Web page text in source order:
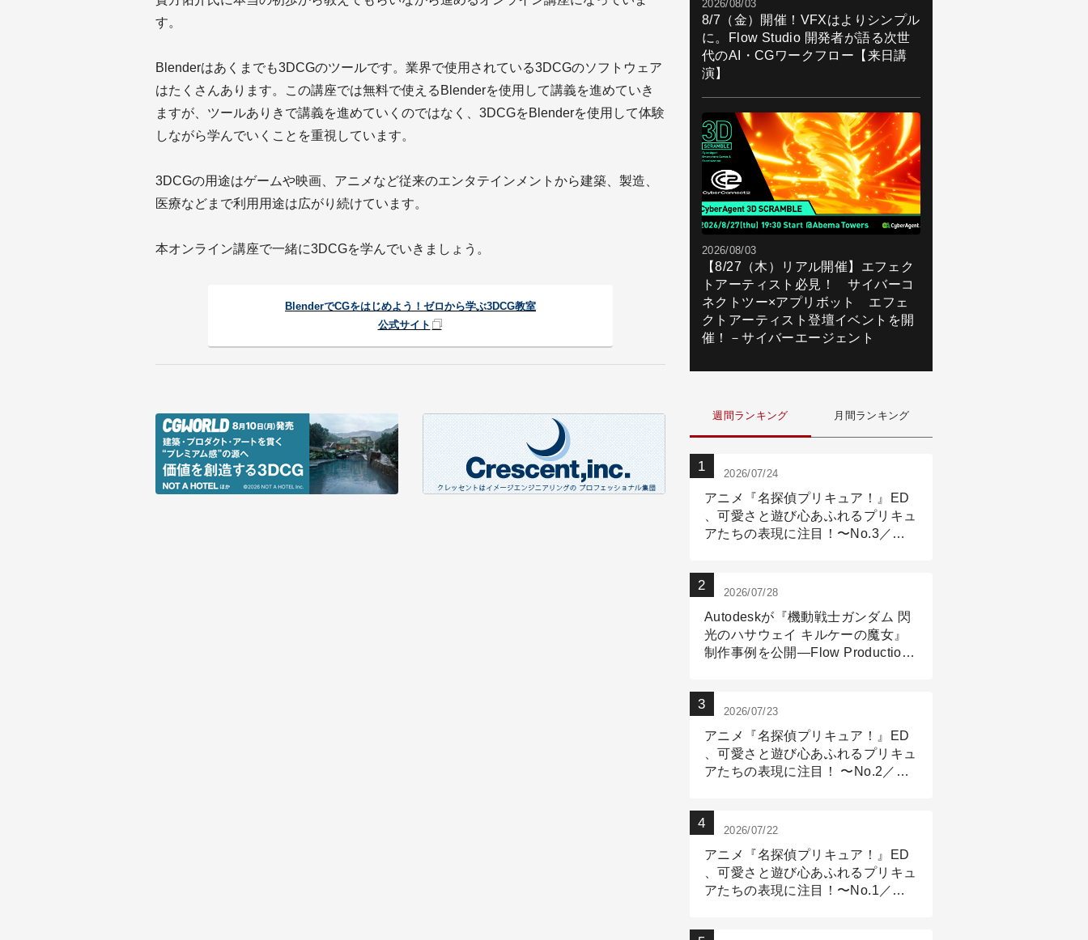
す。
Blenderはあくまでも3DCGのツールです。業界で使用されている3DCGのソフトウェア
はたくさんあります。この講座では無料で使えるBlenderを使用して講義を進めていき
ますが、ツールありきで講義を進めていくのではなく、3DCGをBlenderを使用して体験
しながら学んでいくことを重視しています。
3DCGの用途はゲームや映画、アニメなど従来のエンタテインメントから建築、製造、
医療などまで利用用途は広がり続けています。
本オンライン講座で一緒に3DCGを学んでいきましょう。
BlenderでCGをはじめよう！ゼロから学ぶ3DCG教室
公式サイト
2026/08/03
8/7（金）開催！VFXはよりシンプル
に。Flow Studio 開発者が語る次世
代のAI・CGワークフロー【来日講
演】
2026/08/03
【8/27（木）リアル開催】エフェク
トアーティスト必見！ サイバーコ
ネクトツー×アプリボット エフェ
クトアーティスト登壇イベントを開
催！－サイバーエージェント
週間ランキング 月間ランキング
2026/07/24
アニメ『名探偵プリキュア！』ED
、可愛さと遊び心あふれるプリキュ
アたちの表現に注目！〜No.3／ア
2026/07/28
Autodeskが『機動戦士ガンダム 閃
光のハサウェイ キルケーの魔女』
制作事例を公開―Flow Production
2026/07/23
アニメ『名探偵プリキュア！』ED
、可愛さと遊び心あふれるプリキュ
アたちの表現に注目！ 〜No.2／モ
2026/07/22
アニメ『名探偵プリキュア！』ED
、可愛さと遊び心あふれるプリキュ
アたちの表現に注目！〜No.1／演